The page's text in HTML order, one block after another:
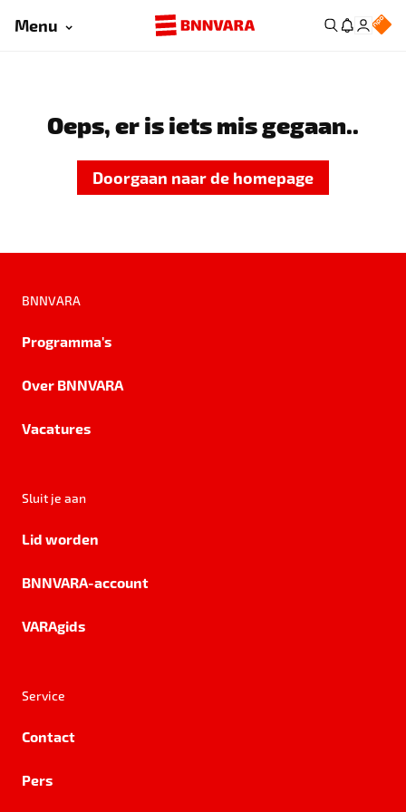
Menu
Oeps, er is iets mis gegaan..
Doorgaan naar de homepage
BNNVARA
Programma's
Over BNNVARA
Vacatures
Sluit je aan
Lid worden
BNNVARA-account
VARAgids
Service
Contact
Pers